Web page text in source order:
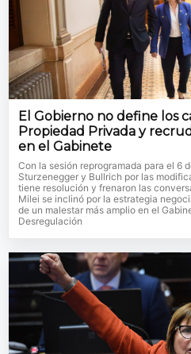
El Gobierno no define los
Propiedad Privada y
en el Gabinete
Con la sesión reprogramada para el 6
Sturzenegger y Bullrich por las
tiene resolución y frenaron las
Milei se inclinó por la estrategia
de un malestar más amplio en el
Desregulación